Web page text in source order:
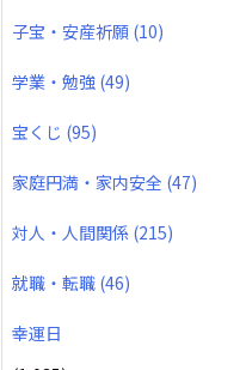
子宝・安産祈願 (10)
学業・勉強 (49)
宝くじ (95)
家庭円満・家内安全 (47)
対人・人間関係 (215)
就職・転職 (46)
幸運日